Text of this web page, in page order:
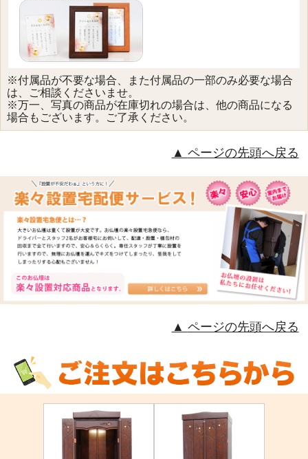
※付属品が不要な場合、また付属品の一部のみ必要な場合
は、ご相談くださいませ。
※万一、写真の商品が在庫切れの場合は、他の商品になる
場合もございます。ご了承ください。
ページの先頭へ戻る
ページの先頭へ戻る